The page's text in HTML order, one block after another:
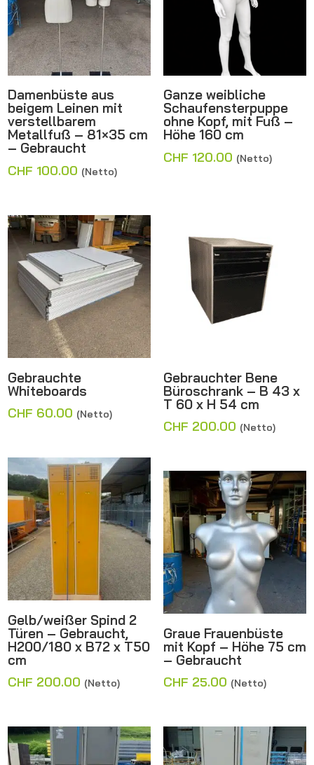
Damenbüste aus
beigem Leinen mit
verstellbarem
Metallfuß – 81×35 cm
– Gebraucht
CHF 100.00 (Netto)
Ganze weibliche
Schaufensterpuppe
ohne Kopf, mit Fuß –
Höhe 160 cm
CHF 120.00 (Netto)
Gebrauchte
Whiteboards
CHF 60.00 (Netto)
Gebrauchter Bene
Büroschrank – B 43 x
T 60 x H 54 cm
CHF 200.00 (Netto)
Gelb/weißer Spind 2
Türen – Gebraucht,
H200/180 x B72 x T50
cm
CHF 200.00 (Netto)
Graue Frauenbüste
mit Kopf – Höhe 75 cm
– Gebraucht
CHF 25.00 (Netto)